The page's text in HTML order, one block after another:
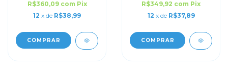
R$360,09 com Pix
12 x de R$38,99
COMPRAR
R$349,92 com Pix
12 x de R$37,89
COMPRAR